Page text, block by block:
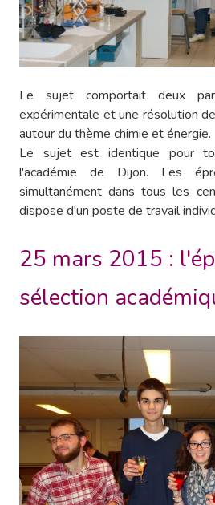
Le sujet comportait deux
expérimentale et une résolution
autour du thème chimie et énergie.
Le sujet est identique pour
l'académie de Dijon. Les
simultanément dans tous les
dispose d'un poste de travail
25 mars 2015 :
sélection